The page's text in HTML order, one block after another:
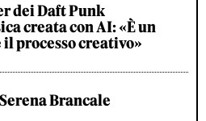
dei Daft Punk
creata con AI: «È un
processo creativo»
Brancale